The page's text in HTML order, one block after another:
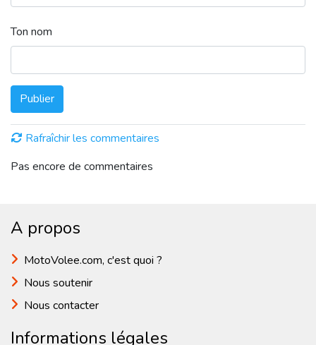
Ton nom
Publier
Rafraîchir les commentaires
Pas encore de commentaires
A propos
MotoVolee.com, c'est quoi ?
Nous soutenir
Nous contacter
Informations légales